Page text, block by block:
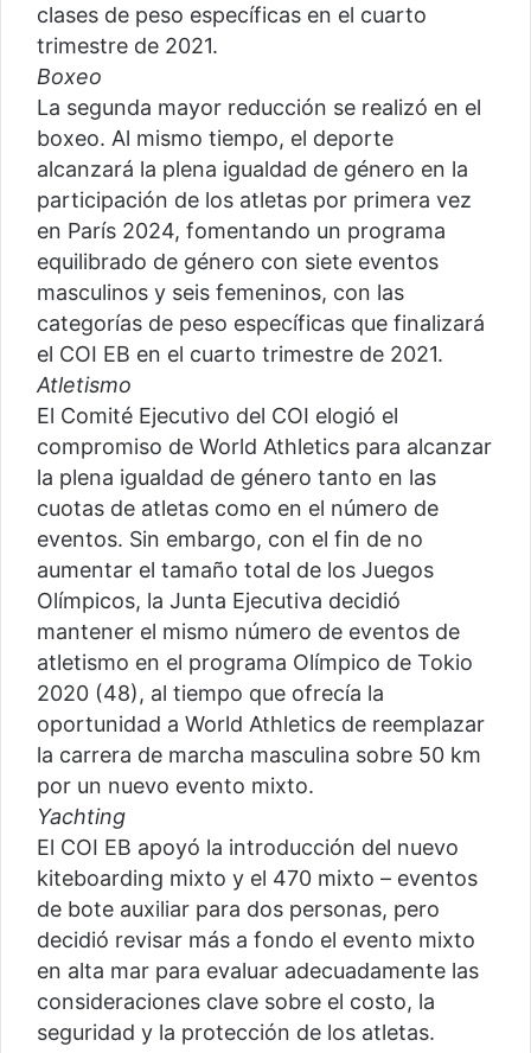
clases de peso específicas en el cuarto
trimestre de 2021.
Boxeo
La segunda mayor reducción se realizó en el
boxeo. Al mismo tiempo, el deporte
alcanzará la plena igualdad de género en la
participación de los atletas por primera vez
en París 2024, fomentando un programa
equilibrado de género con siete eventos
masculinos y seis femeninos, con las
categorías de peso específicas que finalizará
el COI EB en el cuarto trimestre de 2021.
Atletismo
El Comité Ejecutivo del COI elogió el
compromiso de World Athletics para alcanzar
la plena igualdad de género tanto en las
cuotas de atletas como en el número de
eventos. Sin embargo, con el fin de no
aumentar el tamaño total de los Juegos
Olímpicos, la Junta Ejecutiva decidió
mantener el mismo número de eventos de
atletismo en el programa Olímpico de Tokio
2020 (48), al tiempo que ofrecía la
oportunidad a World Athletics de reemplazar
la carrera de marcha masculina sobre 50 km
por un nuevo evento mixto.
Yachting
El COI EB apoyó la introducción del nuevo
kiteboarding mixto y el 470 mixto – eventos
de bote auxiliar para dos personas, pero
decidió revisar más a fondo el evento mixto
en alta mar para evaluar adecuadamente las
consideraciones clave sobre el costo, la
seguridad y la protección de los atletas.